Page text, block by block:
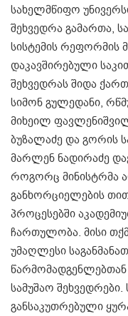
სახელმწიფო
შეხვედრა გამართა,
სისტემის რეფორმის
დაკავშირებული
შეხვედრას შიდა
სიმონ გულედანი,
მიხეილ
ბუზალაძე და გორის
მარლენ ნადირაძე
როგორც მინისტრმა
განხორციელების
პროცესებში
ჩართულობა. მისი
უმაღლესი
სამუშაო შეხვედრები.
განსაკუთრებული